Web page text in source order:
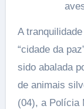
A
“cidade da
sido abalada
de animais
(04), a Polícia